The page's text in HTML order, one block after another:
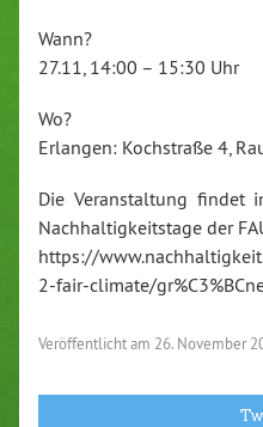
Wann?
27.11, 14:00 – 15:30 Uhr
Wo?
Erlangen: Kochstraße 4,
Die Veranstaltung findet
Nachhaltigkeitstage der
https://
2-fair-climate/
Veröffentlicht am 26. November